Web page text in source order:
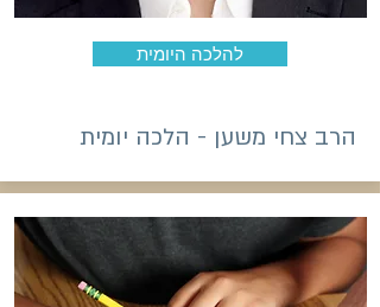
להלכה היומית
הרב צחי משען - הלכה יומית